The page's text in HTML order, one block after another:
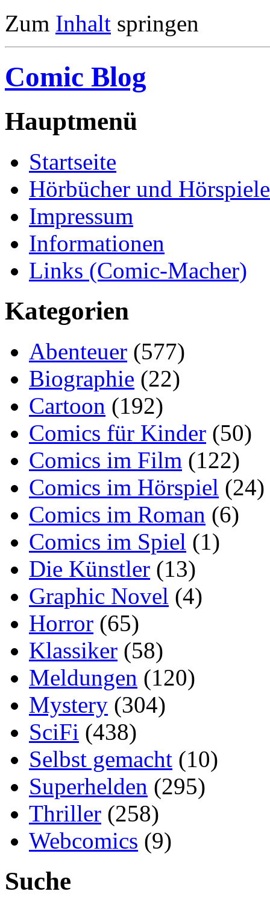
Zum Inhalt springen
Comic Blog
Hauptmenü
Startseite
Hörbücher und Hörspiele
Impressum
Informationen
Links (Comic-Macher)
Kategorien
Abenteuer (577)
Biographie (22)
Cartoon (192)
Comics für Kinder (50)
Comics im Film (122)
Comics im Hörspiel (24)
Comics im Roman (6)
Comics im Spiel (1)
Die Künstler (13)
Graphic Novel (4)
Horror (65)
Klassiker (58)
Meldungen (120)
Mystery (304)
SciFi (438)
Selbst gemacht (10)
Superhelden (295)
Thriller (258)
Webcomics (9)
Suche